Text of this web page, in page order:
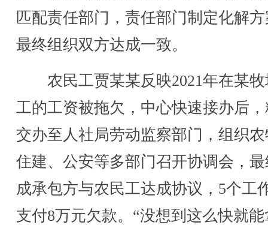
匹配责任部门，责任部门制定化解
最终组织双方达成一致。
农民工贾某某反映2021年在某牧
工的工资被拖欠，中心快速接办后
交办至人社局劳动监察部门，组织
住建、公安等多部门召开协调会，
成承包方与农民工达成协议，5个工
支付8万元欠款。“没想到这么快就